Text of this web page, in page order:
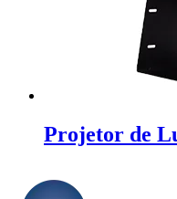
Projetor de